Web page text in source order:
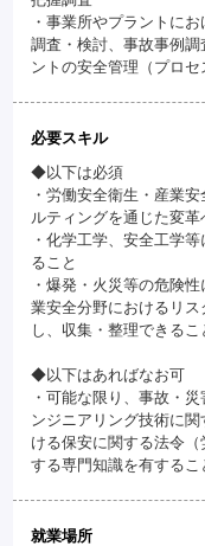
・事業所やプラントに
調査・検討、事故事例
ントの安全管理（プロ
必要スキル
◆以下は必須
・労働安全衛生・産業
ルティングを通じた変
・化学工学、安全工学
ること
・爆発・火災等の危険
業安全分野におけるリ
し、収集・整理できるこ
◆以下はあればなお可
・可能な限り、事故・
ンジニアリング技術に
ける保安に関する法令
する専門知識を有するこ
就業場所